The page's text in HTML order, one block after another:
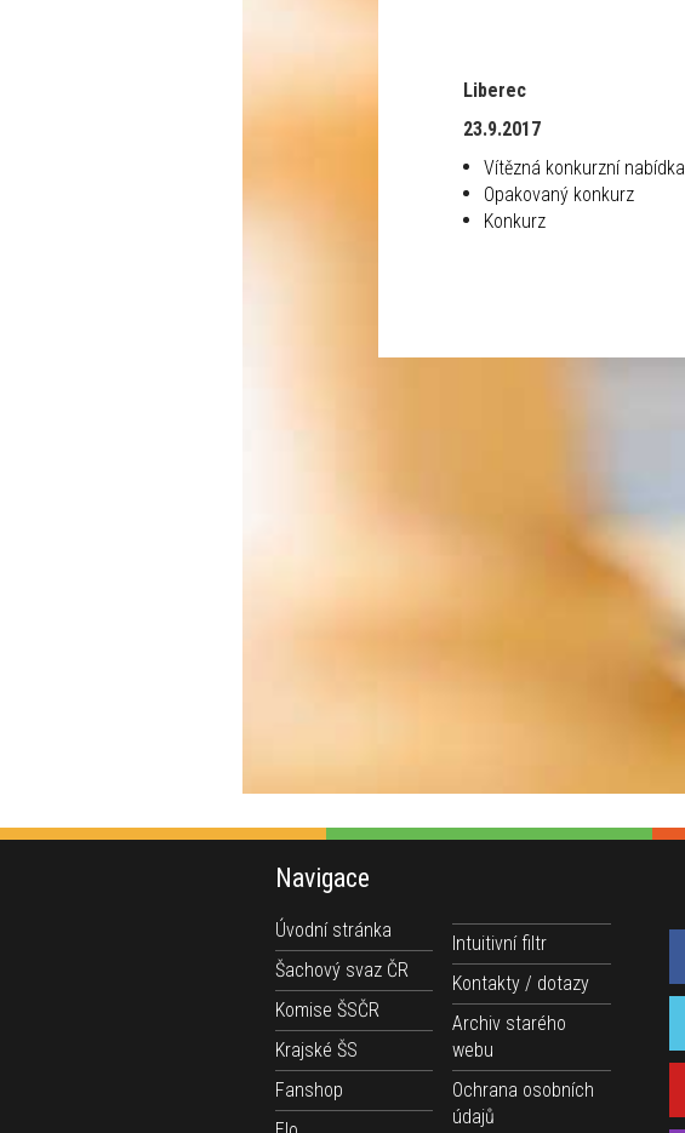
Liberec
23.9.2017
Vítězná konkurzní nabídka
Opakovaný konkurz
Konkurz
Navigace
Úvodní stránka
Šachový svaz ČR
Komise ŠSČR
Krajské ŠS
Fanshop
Intuitivní filtr
Kontakty / dotazy
Archiv starého
webu
Ochrana osobních
údajů